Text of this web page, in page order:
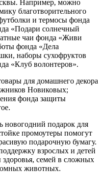
Например, можно
благотворительного
и термосы фонда
«Подари солнечный
чаи фонда «Живи
фонда «Дела
наборы сухофруктов
«Клуб волонтеров».
для домашнего декора
Новиковых;
фонда защиты
новогодний подарок для
промоутеры помогут
подарочную бумагу.
взрослых и детей
семей в сложных
животных.